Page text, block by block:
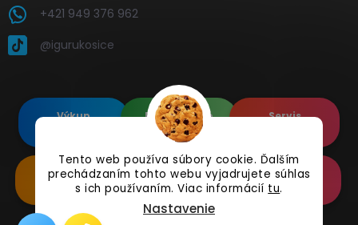
Tento web používa súbory cookie. Ďalším
prechádzaním tohto webu vyjadrujete súhlas
s ich používaním. Viac informácií tu.
Nastavenie
+421 949 376 962
@igurukosice
Výkup
Renovované
Apple's
Servis
Renovované
Samsung's
Doplnkové
Príslušenstvo
Online
Reklamácia